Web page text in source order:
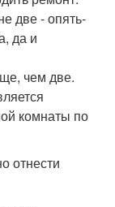
две - опять-
да и
чем две.
комнаты по
отнести